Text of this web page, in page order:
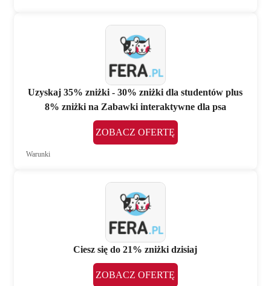
Uzyskaj 35% zniżki - 30% zniżki dla studentów plus
8% zniżki na Zabawki interaktywne dla psa
ZOBACZ OFERTĘ
Warunki
Ciesz się do 21% zniżki dzisiaj
ZOBACZ OFERTĘ